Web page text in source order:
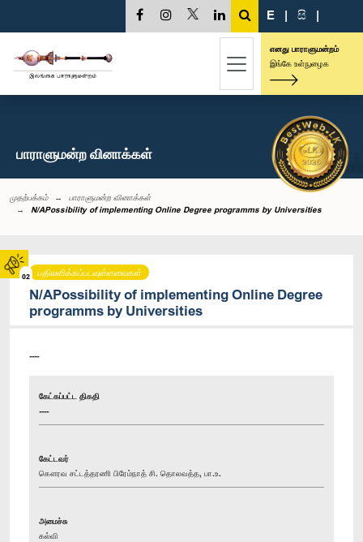
02
E | සි |
எனது பாராளுமன்றம்
இங்கே உள்நுழைக
பாராளுமன்ற வினாக்கள்
முதற்பக்கம்
பாராளுமன்ற வினாக்கள்
N/APossibility of implementing Online Degree programms by Universities
பதிலளிக்கப்படவுள்ளவைகள்
N/APossibility of implementing Online Degree
programms by Universities
----
கேட்கப்பட்ட திகதி
----
கேட்டவர்
கௌரவ சட்டத்தரணி பிரேம்நாத் சி. தொலவத்த, பா.உ.
அமைச்சு
கல்வி